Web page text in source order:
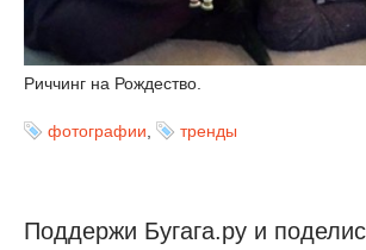
Риччинг на Рождество.
фотографии тренды
Поддержи Бугага.ру и